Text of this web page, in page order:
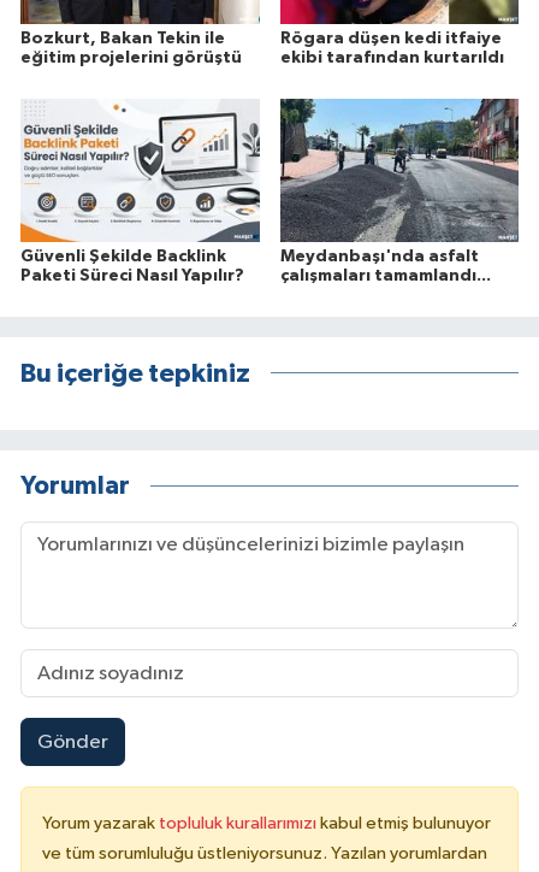
Bozkurt, Bakan Tekin ile
eğitim projelerini görüştü
Rögara düşen kedi itfaiye
ekibi tarafından kurtarıldı
Güvenli Şekilde Backlink
Paketi Süreci Nasıl Yapılır?
Meydanbaşı'nda asfalt
çalışmaları tamamlandı...
Bu içeriğe tepkiniz
Yorumlar
Gönder
Yorum yazarak topluluk kurallarımızı kabul etmiş bulunuyor
ve tüm sorumluluğu üstleniyorsunuz. Yazılan yorumlardan